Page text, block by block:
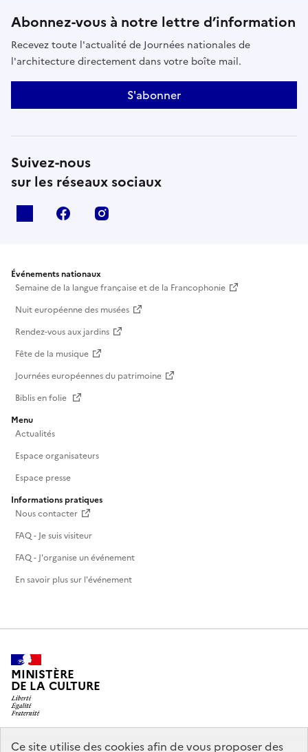
Ce site utilise des cookies afin de vous proposer des
Abonnez-vous à notre lettre d’information
Recevez toute l'actualité de Journées nationales de
l'architecture directement dans votre boîte mail.
S'abonner
Suivez-nous
sur les réseaux sociaux
facebook
Événements nationaux
Semaine de la langue française et de la Francophonie
Nuit européenne des musées
Rendez-vous aux jardins
Fête de la musique
Journées européennes du patrimoine
Biblis en folie
Menu
Actualités
Espace organisateurs
Espace presse
Informations pratiques
Nous contacter
FAQ - Je suis visiteur
FAQ - J'organise un événement
En savoir plus sur l'événement
MINISTÈRE
DE LA CULTURE